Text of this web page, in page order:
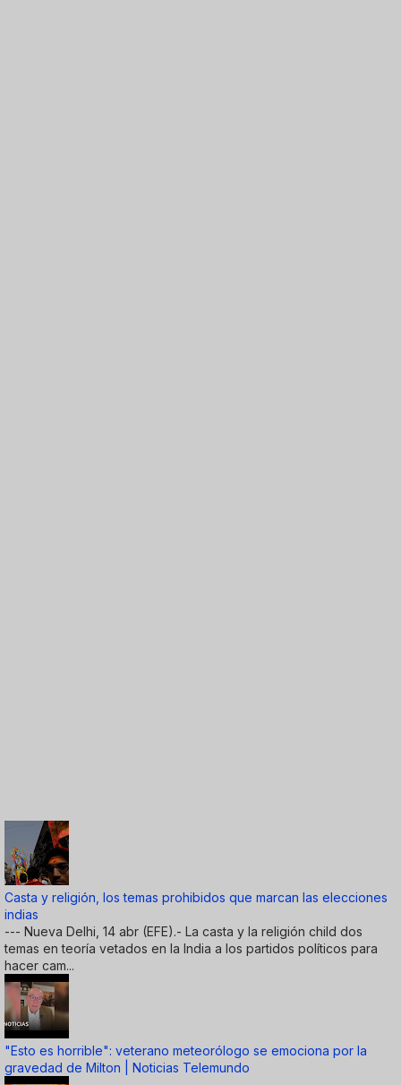
Casta y religión, los temas prohibidos que marcan las elecciones
indias
--- Nueva Delhi, 14 abr (EFE).- La casta y la religión child dos
temas en teoría vetados en la India a los partidos políticos para
hacer cam...
"Esto es horrible": veterano meteorólogo se emociona por la
gravedad de Milton | Noticias Telemundo